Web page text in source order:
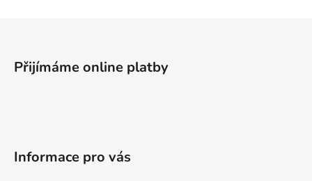
Přijímáme online platby
Informace pro vás